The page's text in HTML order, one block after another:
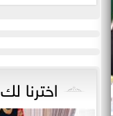
اخترنا لك